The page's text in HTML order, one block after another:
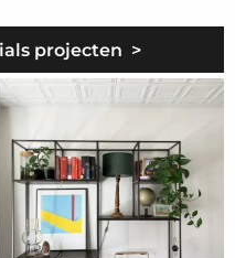
projecten >